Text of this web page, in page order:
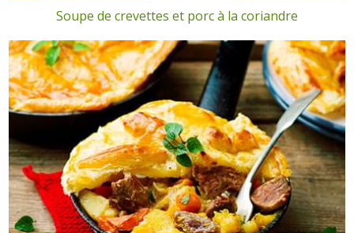
Soupe de crevettes et porc à la coriandre